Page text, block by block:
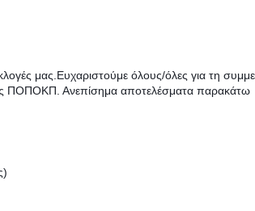
μας.Ευχαριστούμε όλους/όλες για τη
ΠΟΠΟΚΠ. Ανεπίσημα αποτελέσματα παρακάτω